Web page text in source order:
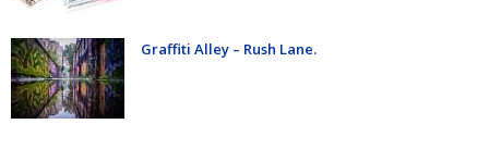
Graffiti Alley – Rush Lane.